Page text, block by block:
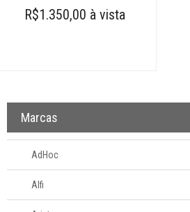
Batedores de
Colheres para
servir
Conchas
Cortadores
Descascadores
R$1.350,00 à vista
Marcas
AdHoc
Alfi